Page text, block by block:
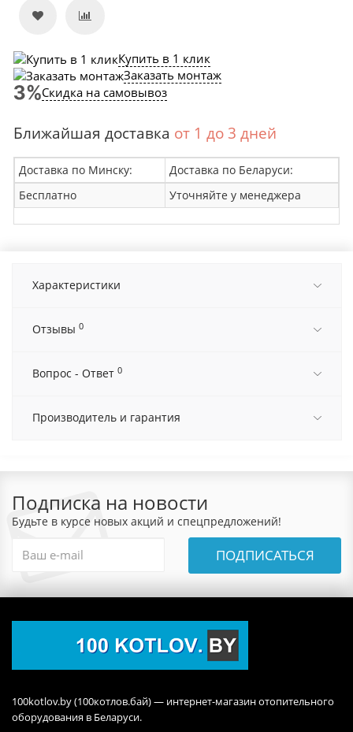
Купить в 1 клик
Заказать монтаж
Скидка на самовывоз
Ближайшая доставка от 1 до 3 дней
Доставка по Минску:
Доставка по Беларуси:
Бесплатно
Уточняйте у менеджера
Характеристики
Отзывы 0
Вопрос - Ответ 0
Производитель и гарантия
Подписка на новости
Будьте в курсе новых акций и спецпредложений!
ПОДПИСАТЬСЯ
100kotlov.by (100котлов.бай) — интернет-магазин отопительного
оборудования в Беларуси.